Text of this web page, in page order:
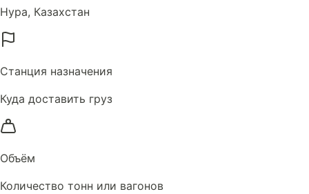
Нура, Казахстан
Станция назначения
Куда доставить груз
Объём
Количество тонн или вагонов